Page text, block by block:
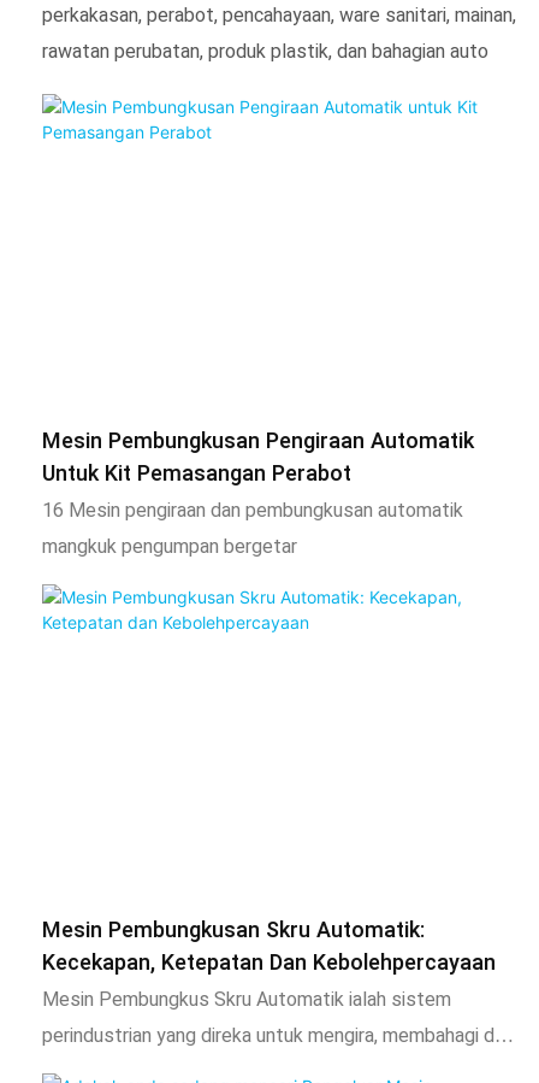
perkakasan, perabot, pencahayaan, ware sanitari, mainan,
rawatan perubatan, produk plastik, dan bahagian auto
Mesin Pembungkusan Pengiraan Automatik
Untuk Kit Pemasangan Perabot
16 Mesin pengiraan dan pembungkusan automatik
mangkuk pengumpan bergetar
Mesin Pembungkusan Skru Automatik:
Kecekapan, Ketepatan Dan Kebolehpercayaan
Mesin Pembungkus Skru Automatik ialah sistem
perindustrian yang direka untuk mengira, membahagi dan
membungkus skru, bolt, kacang dan barang perkakasan